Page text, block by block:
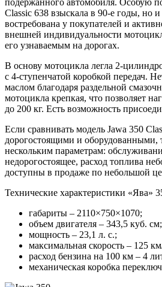
подержанного автомобиля. Особую
Classic 638 взыскала в 90-е годы, но
востребована у покупателей и
внешней индивидуальности
его узнаваемым на дорогах.
В основу мотоцикла легла 2-
с 4-ступенчатой коробкой передач.
маслом благодаря раздельной
мотоцикла крепкая, что позволяет
до 200 кг. Есть возможность
Если сравнивать модель Jаwa 350
дорогостоящими и оборудованными,
нескольким параметрам:
недорогостоящее, расход топлива
доступны в продаже по небольшой
Технические характеристики «Ява»
габариты – 2110×750×1070;
объем двигателя – 343,5 куб. см;
мощность – 23,1 л. с.;
максимальная скорость – 125
расход бензина на 100 км – 4
механическая коробка